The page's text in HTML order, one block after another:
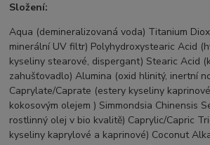
Složení:
Aqua (demineralizovaná voda) Titanium
minerální UV filtr) Polyhydroxystearic Acid
kyseliny stearové, dispergant) Stearic Acid
zahušťovadlo) Alumina (oxid hlinitý, inertní
Caprylate/Caprate (estery kyseliny
kokosovým olejem ) Simmondsia Chinensis
rostlinný olej v bio kvalitě) Caprylic/Capric
kyseliny kaprylové a kaprinové) Coconut